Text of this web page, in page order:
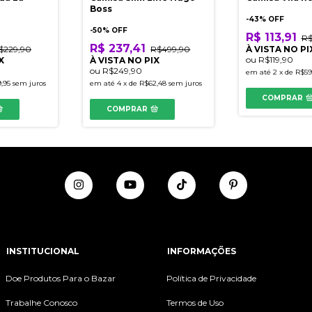
sem juros
Boss
-50% OFF
R$ 237,41 R$499,90
À VISTA NO PIX
ou R$249,90
em até4 xde R$62,48 sem juros
COMPRAR
-43% OFF
R$ 113,91
À VISTA NO
ou R$119,90
em até 2 x de
COMPRAR
INSTITUCIONAL
Doe Produtos Para o Bazar
Trabalhe Conosco
INFORMAÇÕES
Política de Privacidade
Termos de Uso